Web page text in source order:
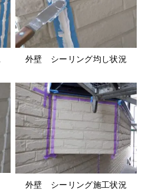
外壁 シーリング均し状況
外壁 シーリング施工状況